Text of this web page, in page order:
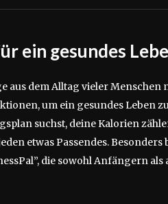
ein gesundes
aus dem Alltag vieler Menschen
um ein gesundes Leben
suchst, deine Kalorien
etwas Passendes. Besonders
die sowohl Anfängern